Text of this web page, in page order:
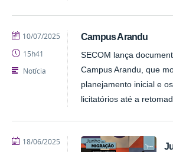
Campus Arandu
SECOM lança
Campus Arandu, que
planejamento inicial e
licitatórios até a
publicado
10/07/2025
15h41
Notícia
publicado
18/06/2025